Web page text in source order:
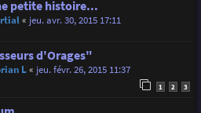
petite histoire...
« jeu. avr. 30, 2015 17:11
d'Orages"
L« jeu. févr. 26, 2015 11:37
1 2 3